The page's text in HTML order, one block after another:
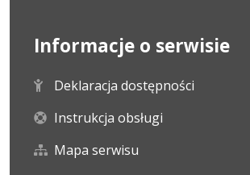
Informacje o serwisie
Deklaracja dostępności
Instrukcja obsługi
Mapa serwisu